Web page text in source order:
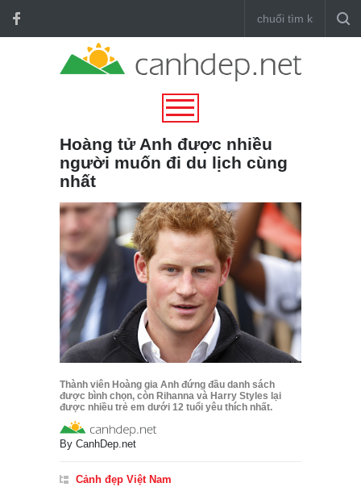
Hoàng tử Anh được nhiều
người muốn đi du lịch cùng
nhất
Thành viên Hoàng gia Anh đứng đầu danh sách
được bình chọn, còn Rihanna và Harry Styles lại
được nhiều trẻ em dưới 12 tuổi yêu thích nhất.
By CanhDep.net
Cảnh đẹp Việt Nam